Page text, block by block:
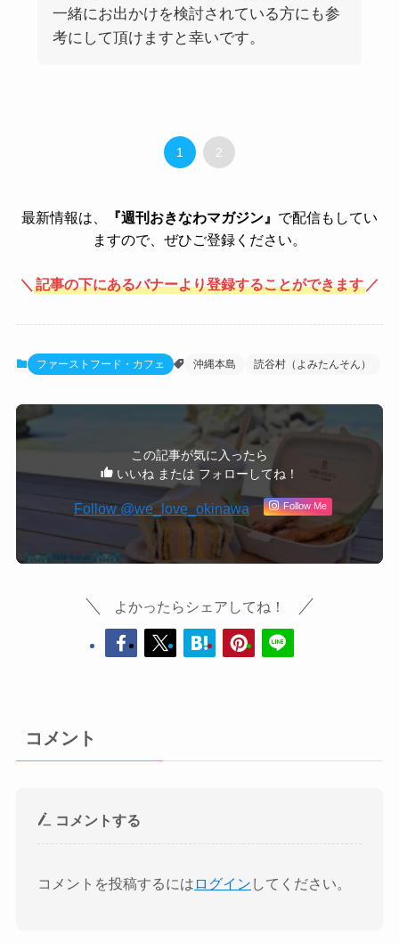
一緒にお出かけを検討されている方にも参
考にして頂けますと幸いです。
1 2
最新情報は、 『週刊おきなわマガジン』 で配信もしてい
ますので、ぜひご登録ください。
＼ 記事の下にあるバナーより登録することができます ／
ファーストフード・カフェ 沖縄本島 読谷村（よみたんそん）
この記事が気に入ったら
いいね または フォローしてね！
Follow @we_love_okinawa Follow Me
よかったらシェアしてね！
コメント
コメントする
コメントを投稿するには ログイン してください。